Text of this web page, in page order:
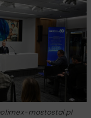
mostostal.pl